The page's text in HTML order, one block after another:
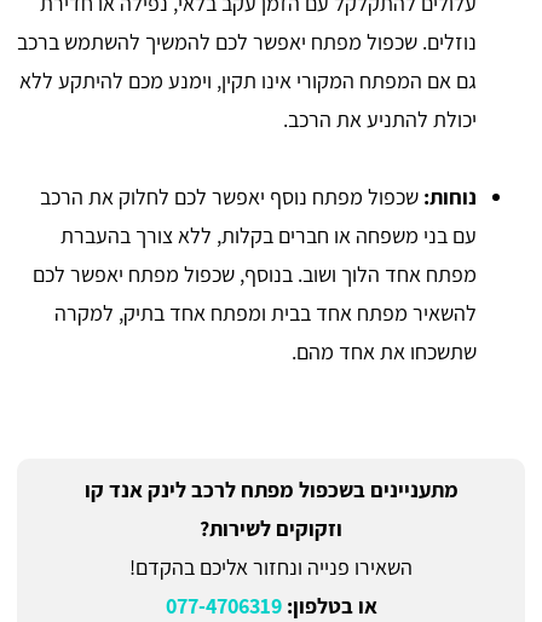
נוזלים. שכפול מפתח יאפשר לכם להמשיך להשתמש ברכב
גם אם המפתח המקורי אינו תקין, וימנע מכם להיתקע ללא
יכולת להתניע את הרכב.
נוחות: שכפול מפתח נוסף יאפשר לכם לחלוק את הרכב
עם בני משפחה או חברים בקלות, ללא צורך בהעברת
מפתח אחד הלוך ושוב. בנוסף, שכפול מפתח יאפשר לכם
להשאיר מפתח אחד בבית ומפתח אחד בתיק, למקרה
שתשכחו את אחד מהם.
מתעניינים בשכפול מפתח לרכב לינק אנד קו
וזקוקים לשירות?
השאירו פנייה ונחזור אליכם בהקדם!
או בטלפון:077-4706319